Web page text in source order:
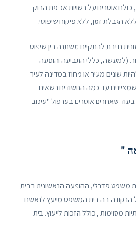
אוסרים על רשויות אכיפת החוק
הגבלת זמן, ללא פיקוח שיפוטי.
חייבת להתקיים משתנה בין שיפוט
(למעשה, כללי התביעה והופעה
שונים מעיר או מחוז במדינה לעיר
עד כמה החשודים רשאים
שאחרים אוסרים בערפול "עיכוב
"
משפט פדרלי, ההופעה הראשונית בבית
בה בית המשפט מייעץ לנאשם
מסוימות , כולל הזכות לייעוץ. בית